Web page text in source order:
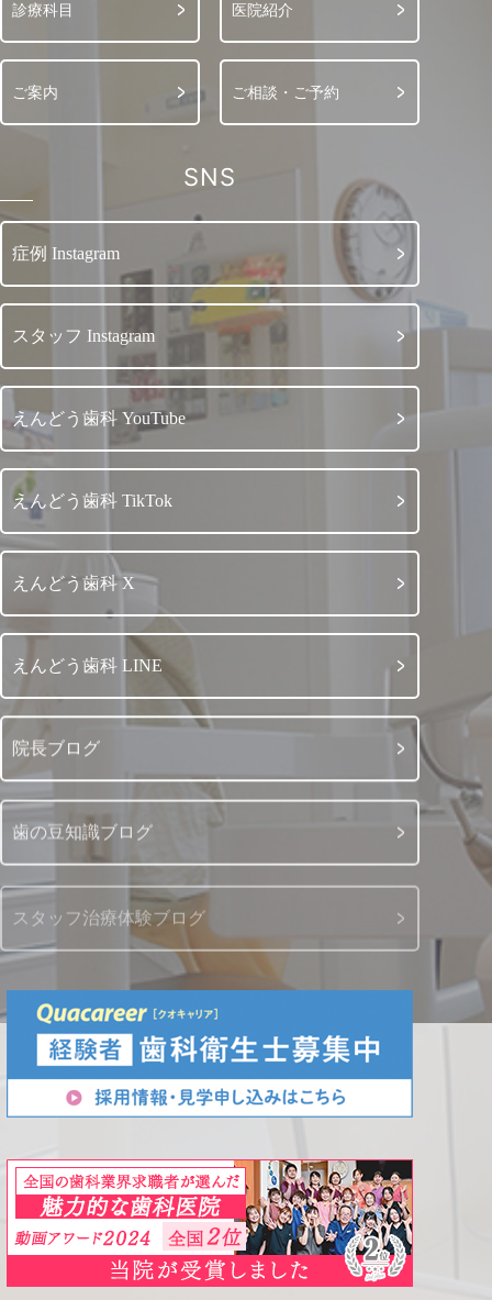
診療科目 医院紹介
ご案内 ご相談・ご予約
SNS
症例 Instagram
スタッフ Instagram
えんどう歯科 YouTube
えんどう歯科 TikTok
えんどう歯科 X
えんどう歯科 LINE
院長ブログ
歯の豆知識ブログ
スタッフ治療体験ブログ